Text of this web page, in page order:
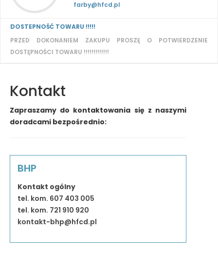
farby@hfcd.pl
DOSTEPNOŚĆ TOWARU !!!!!
PRZED DOKONANIEM ZAKUPU PROSZĘ O POTWIERDZENIE
DOSTĘPNOŚCI TOWARU !!!!!!!!!!!!!
Kontakt
Zapraszamy do kontaktowania się z naszymi
doradcami bezpośrednio:
BHP
Kontakt ogólny
tel. kom. 607 403 005
tel. kom. 721 910 920
kontakt-bhp@hfcd.pl